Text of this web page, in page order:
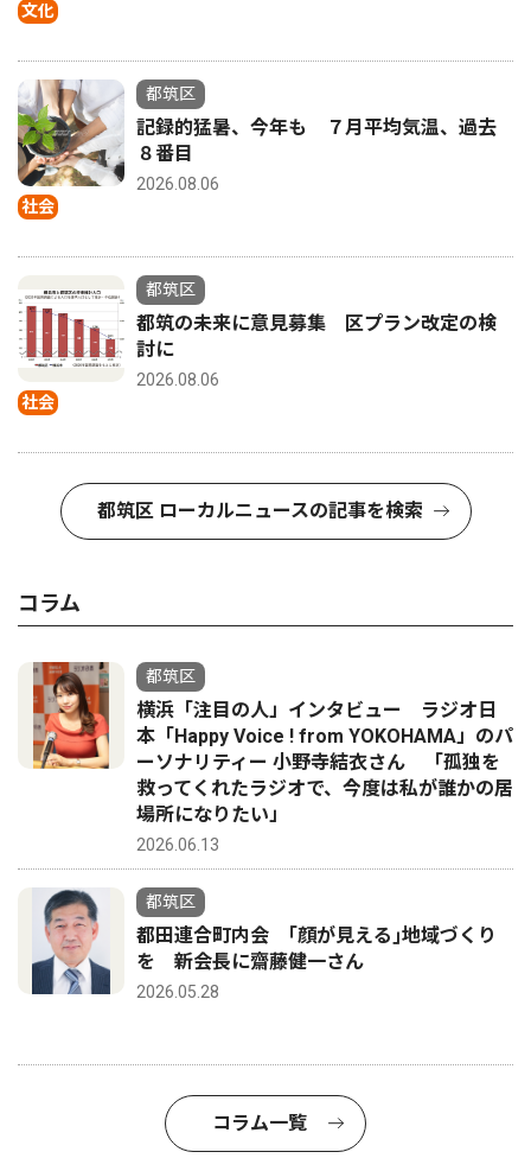
文化
社会
都筑区
記録的猛暑、今年も ７月平均気温、過去
８番目
2026.08.06
社会
都筑区
都筑の未来に意見募集 区プラン改定の検
討に
2026.08.06
都筑区 ローカルニュースの記事を検索
コラム
都筑区
横浜「注目の人」インタビュー ラジオ日
本「Happy Voice ! from YOKOHAMA」のパ
ーソナリティー 小野寺結衣さん 「孤独を
救ってくれたラジオで、今度は私が誰かの居
場所になりたい」
2026.06.13
都筑区
都田連合町内会 ｢顔が見える｣地域づくり
を 新会長に齋藤健一さん
2026.05.28
コラム一覧